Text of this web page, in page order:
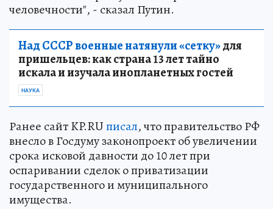
человечности", - сказал Путин.
Над СССР военные натянули «сетку»для
пришельцев: как страна 13 лет тайно
искала и изучала инопланетных гостей
НАУКА
Ранее сайт KP.RUписал, что правительство РФ
внесло в Госдуму законопроект об увеличении
срока исковой давности до 10 лет при
оспаривании сделок о приватизации
государственного и муниципального
имущества.